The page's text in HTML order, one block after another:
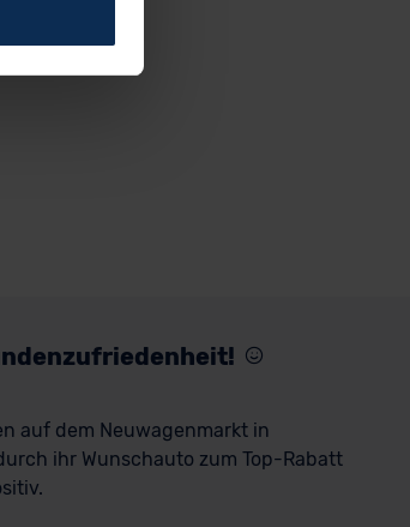
auf dem Neuwagenmarkt in
ihr Wunschauto zum Top-Rabatt